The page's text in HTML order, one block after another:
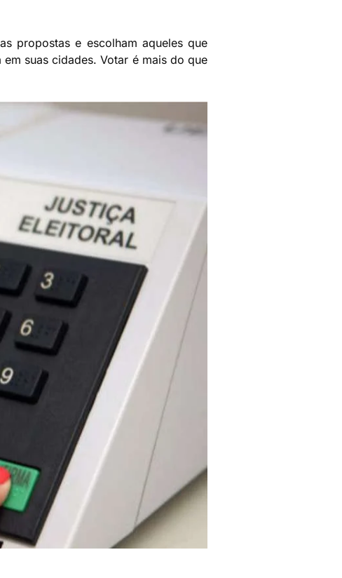
propostas e escolham aqueles que
suas cidades. Votar é mais do que